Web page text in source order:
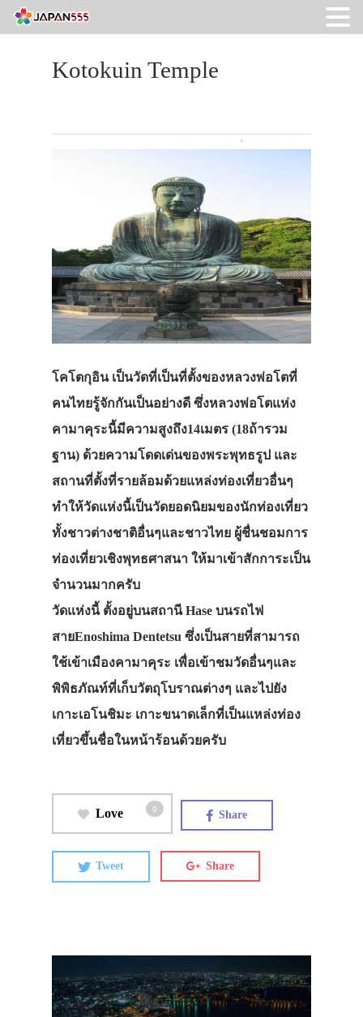
Kotokuin Temple
โคโตกุอิน เป็นวัดที่เป็นที่ตั้งของหลวงพ่อโตที่
คนไทยรู้จักกันเป็นอย่างดี ซึ่งหลวงพ่อโตแห่ง
คามาคุระนี้มีความสูงถึง14เมตร (18ถ้ารวม
ฐาน) ด้วยความโดดเด่นของพระพุทธรูป และ
สถานที่ตั้งที่รายล้อมด้วยแหล่งท่องเที่ยวอื่นๆ
ทำให้วัดแห่งนี้เป็นวัดยอดนิยมของนักท่องเที่ยว
ทั้งชาวต่างชาติอื่นๆและชาวไทย ผู้ชื่นชอมการ
ท่องเที่ยวเชิงพุทธศาสนา ให้มาเข้าสักการะเป็น
จำนวนมากครับ
วัดแห่งนี้ ตั้งอยู่บนสถานี Hase บนรถไฟ
สายEnoshima Dentetsu ซึ่งเป็นสายที่สามารถ
ใช้เข้าเมืองคามาคุระ เพื่อเข้าชมวัดอื่นๆและ
พิพิธภัณท์ที่เก็บวัตถุโบราณต่างๆ และไปยัง
เกาะเอโนชิมะ เกาะขนาดเล็กที่เป็นแหล่งท่อง
เที่ยวขึ้นชื่อในหน้าร้อนด้วยครับ
Love 0 Share
Tweet Share